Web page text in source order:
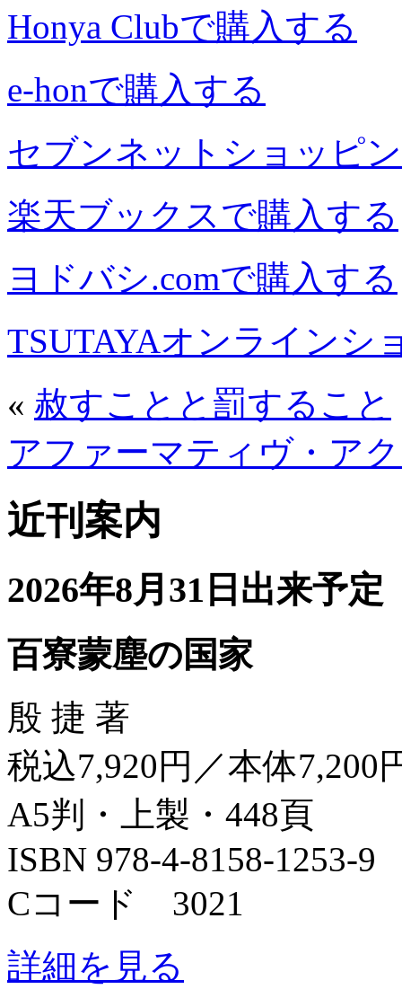
Honya Clubで購入する
e-honで購入する
セブンネットショッピ
楽天ブックスで購入する
ヨドバシ.comで購入する
TSUTAYAオンラインシ
« 赦すことと罰すること
アファーマティヴ・ア
近刊案内
2026年8月31日出来予定
百寮蒙塵の国家
殷 捷 著
税込7,920円／本体7,200
A5判・上製・448頁
ISBN 978-4-8158-1253-9
Cコード 3021
詳細を見る